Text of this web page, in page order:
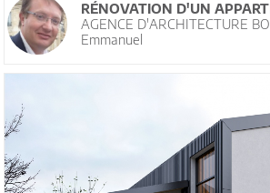
RÉNOVATION D'UN
AGENCE D'ARCHITECTURE
Emmanuel